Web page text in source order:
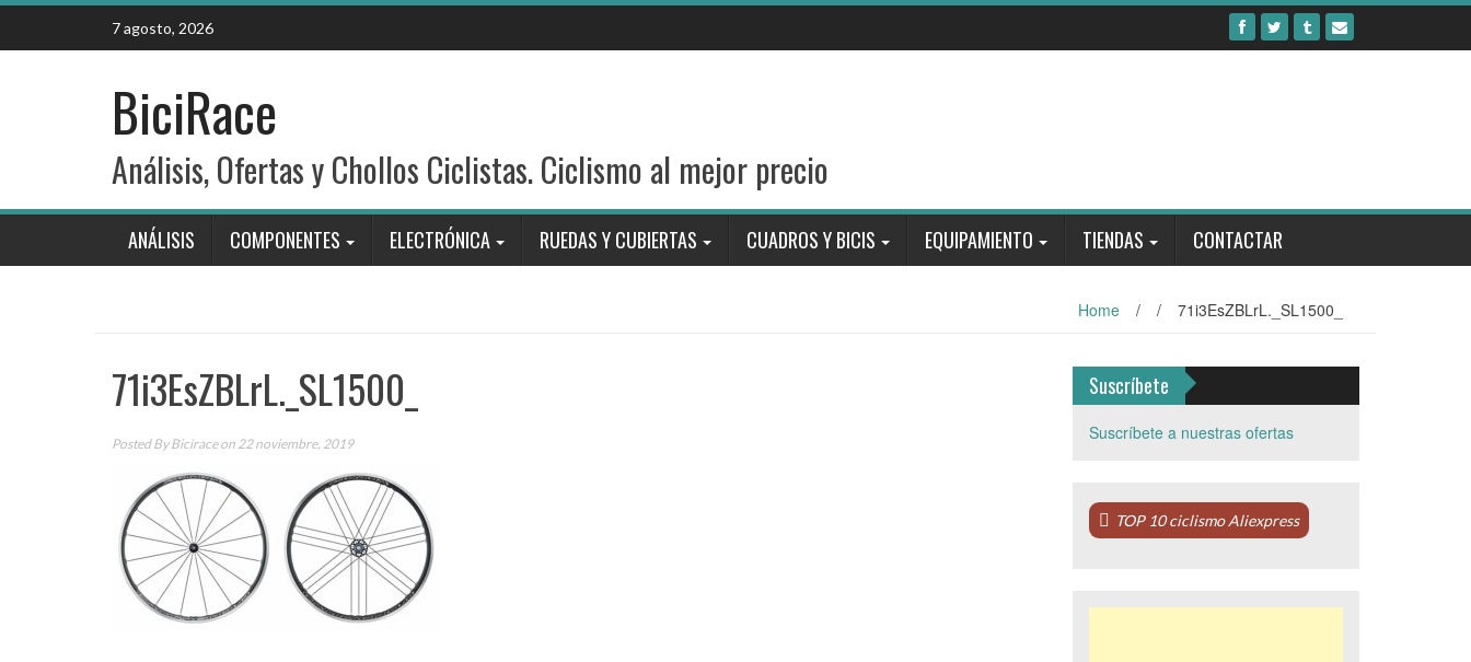
Skip
content
7 agosto, 2026
BiciRace
Análisis, Ofertas y Chollos Ciclistas. Ciclismo al mejor precio
ANÁLISIS COMPONENTES ELECTRÓNICA RUEDAS Y CUBIERTAS CUADROS Y BICIS EQUIPAMIENTO TIENDAS CONTACTAR
Home / / 71i3EsZBLrL._SL1500_
71i3EsZBLrL._SL1500_
Posted ByBiciraceon 22 noviembre, 2019
Suscríbete
Suscríbete a nuestras ofertas
TOP 10 ciclismo Aliexpress